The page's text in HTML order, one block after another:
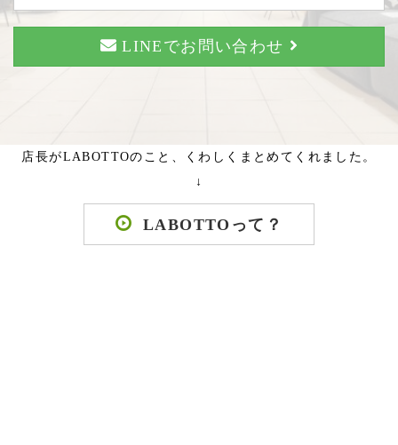
LINEでお問い合わせ
店長がLABOTTOのこと、くわしくまとめてくれました。
↓
LABOTTOって？